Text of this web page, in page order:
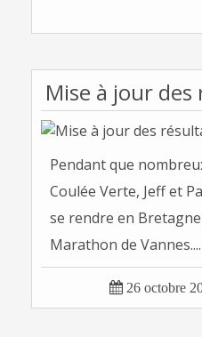
Pendant que
Coulée Verte, Jeff et
se rendre en
Marathon de Vannes....
 26 octobre